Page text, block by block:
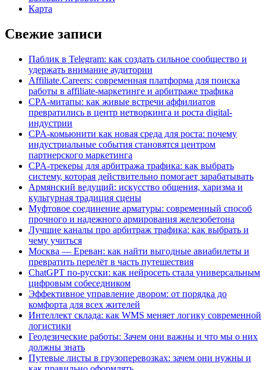
Карта
Свежие записи
Паблик в Telegram: как создать сильное сообщество и
удержать внимание аудитории
Affiliate.Careers: современная платформа для поиска
работы в affiliate-маркетинге и арбитраже трафика
CPA-митапы: как живые встречи аффилиатов
превратились в центр нетворкинга и роста digital-
индустрии
CPA-комьюнити как новая среда для роста: почему
индустриальные события становятся центром
партнерского маркетинга
CPA-трекеры для арбитража трафика: как выбрать
систему, которая действительно помогает зарабатывать
Армянский ведущий: искусство общения, харизма и
культурная традиция сцены
Муфтовое соединение арматуры: современный способ
прочного и надежного армирования железобетона
Лучшие каналы про арбитраж трафика: как выбрать и
чему учиться
Москва — Ереван: как найти выгодные авиабилеты и
превратить перелёт в часть путешествия
ChatGPT по-русски: как нейросеть стала универсальным
цифровым собеседником
Эффективное управление двором: от порядка до
комфорта для всех жителей
Интеллект склада: как WMS меняет логику современной
логистики
Геодезические работы: Зачем они важны и что мы о них
должны знать
Путевые листы в грузоперевозках: зачем они нужны и